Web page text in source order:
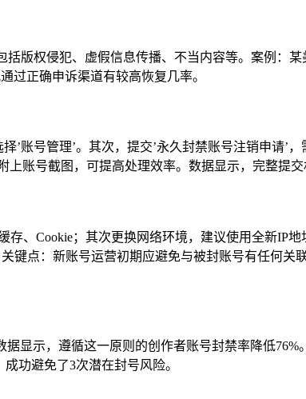
版权侵犯、虚假信息传播、不当内容等。案例：
过正确申诉渠道有较高恢复几率。
’账号管理’。其次，提交’永久封禁账号注销申请’
账号截图，可提高处理效率。数据显示，完整提交
、Cookie；其次更换网络环境，建议使用全新IP
键点：新账号运营初期应避免与被封账号有任何关
显示，遵循这一原则的创作者账号封禁率降低
功避免了3次潜在封号风险。